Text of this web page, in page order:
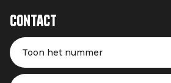
Contact
Toon het nummer